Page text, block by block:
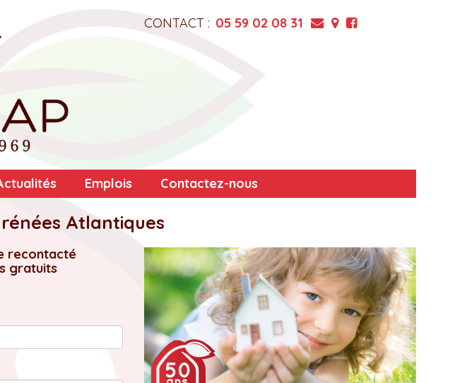
CONTACT : 05 59 02 08 31
Emplois Contactez-nous
Atlantiques
recontacté
gratuits